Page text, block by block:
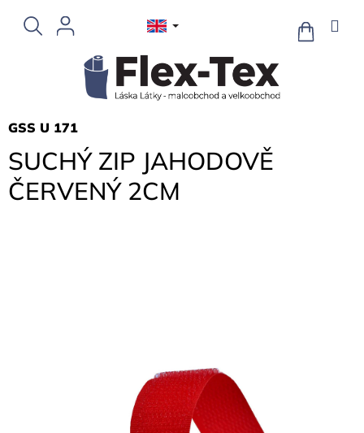
content
CART
SUCHÝ ZIP JAHODOVĚ
ČERVENÝ 2CM
GSS U 171